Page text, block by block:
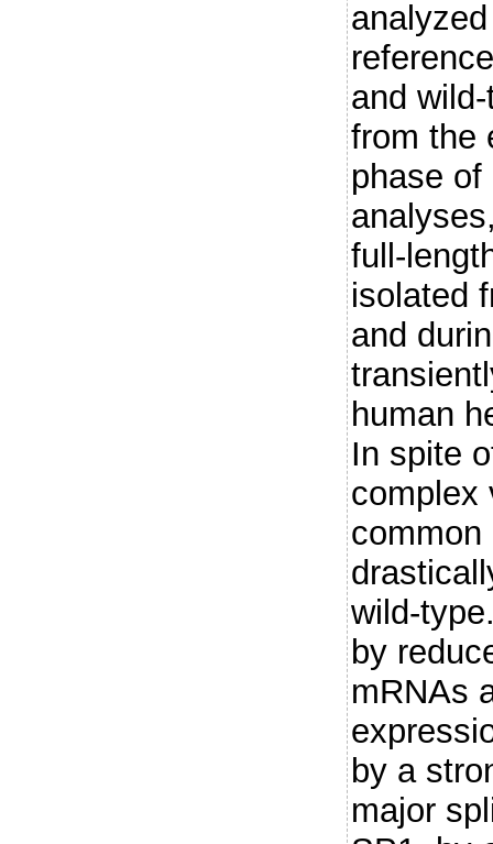
and
from the
phase
full-
isolated
and
human
In spite
complex
common
wild-
by
mRNAs
by a
major